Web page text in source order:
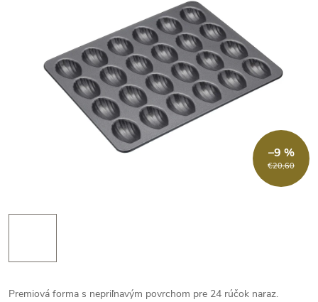
€20,60
–9 %
Premiová forma s nepriľnavým povrchom pre 24 rúčok naraz.